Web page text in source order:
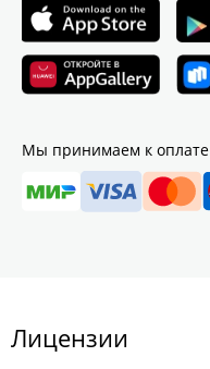
Мы принимаем к оплате
Лицензии